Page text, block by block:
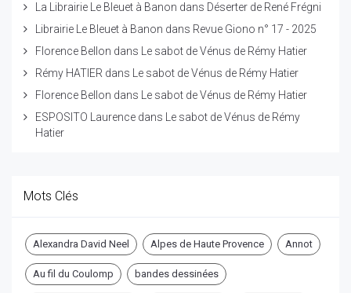
La Librairie Le Bleuet à Banon dans Déserter de René Frégni
Librairie Le Bleuet à Banon dans Revue Giono n° 17 - 2025
Florence Bellon dans
Le sabot de Vénus de Rémy Hatier
Rémy HATIER dans
Le sabot de Vénus de Rémy Hatier
Florence Bellon dans
Le sabot de Vénus de Rémy Hatier
ESPOSITO Laurence dans
Le sabot de Vénus de Rémy
Hatier
Mots Clés
Alexandra David Neel Alpes de Haute Provence Annot
Au fil du Coulomp bandes dessinées